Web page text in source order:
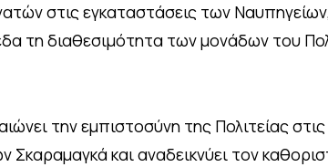
στις εγκαταστάσεις των
τη διαθεσιμότητα των μονάδων του
την εμπιστοσύνη της Πολιτείας στις
και αναδεικνύει τον